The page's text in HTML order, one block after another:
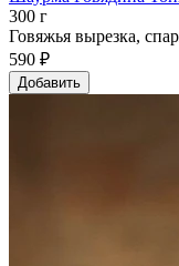
300 г
Говяжья вырезка,
590 ₽
Добавить